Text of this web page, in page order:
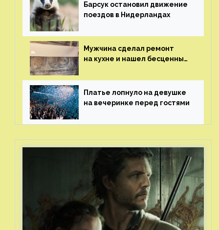
Барсук остановил движение
поездов в Нидерландах
Мужчина сделал ремонт
на кухне и нашел бесценные
Платье лопнуло на девушке
на вечеринке перед гостями